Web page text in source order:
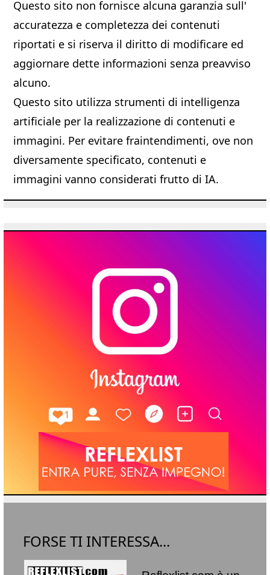
Questo sito non fornisce alcuna garanzia sull'
accuratezza e completezza dei contenuti
riportati e si riserva il diritto di modificare ed
aggiornare dette informazioni senza preavviso
alcuno.
Questo sito utilizza strumenti di intelligenza
artificiale per la realizzazione di contenuti e
immagini. Per evitare fraintendimenti, ove non
diversamente specificato, contenuti e
immagini vanno considerati frutto di IA.
FORSE TI INTERESSA...